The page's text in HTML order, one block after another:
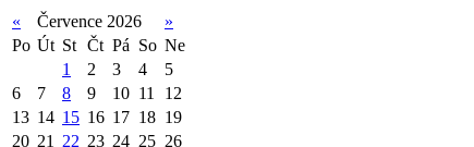
« Července 2026
»
Po Út St Čt Pá So Ne
1
2 3 4
5
6
7 8 9 10 11
12
13 14 15 16 17 18 19
20 21 22 23 24 25 26